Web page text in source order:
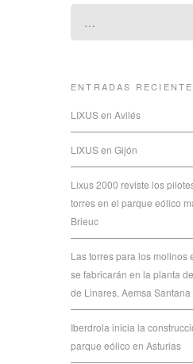
ENTRADAS
LIXUS en Avilés
LIXUS en Gijón
Lixus 2000 reviste los
torres en el parque eólico
Brieuc
Las torres para los molinos
se fabricarán en la planta
de Linares, Aemsa Santana
Iberdrola inicia la
parque eólico en Asturias